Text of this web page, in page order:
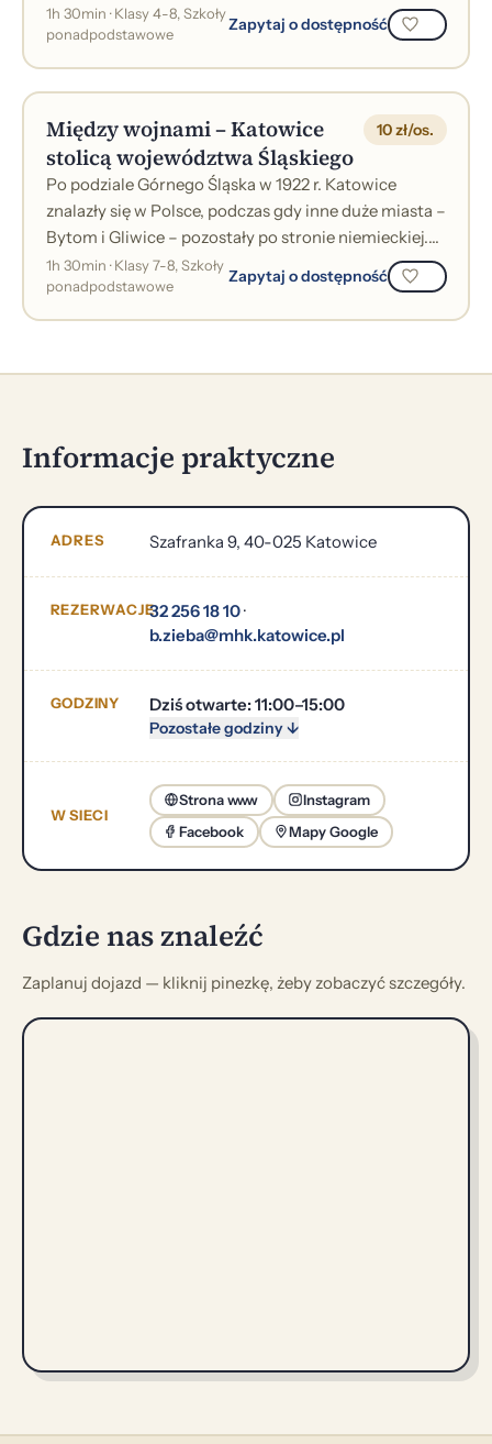
reprezentowali ówcześni ka...
1h 30min · Klasy 4-8, Szkoły
ponadpodstawowe
Zapytaj o dostępność
Między wojnami – Katowice
stolicą województwa Śląskiego
10 zł/os.
Po podziale Górnego Śląska w 1922 r. Katowice
znalazły się w Polsce, podczas gdy inne duże miasta –
Bytom i Gliwice – pozostały po stronie niemieckiej.
Naturalną konsekwencją był w...
1h 30min · Klasy 7-8, Szkoły
ponadpodstawowe
Zapytaj o dostępność
Informacje praktyczne
ADRES Szafranka 9, 40-025 Katowice
REZERWACJE32 256 18 10·
b.zieba@mhk.katowice.pl
GODZINY Dziś otwarte: 11:00–15:00
Pozostałe godziny ↓
W SIECI
Strona www
Instagram
Facebook
Mapy Google
Gdzie nas znaleźć
Zaplanuj dojazd — kliknij pinezkę, żeby zobaczyć szczegóły.